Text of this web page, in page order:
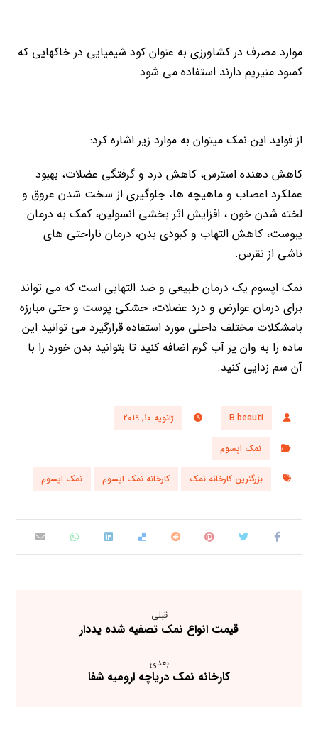
موارد مصرف در کشاورزی به عنوان کود شیمیایی در خاکهایی که
کمبود منیزیم دارند استفاده می شود.
از فواید این نمک میتوان به موارد زیر اشاره کرد:
کاهش دهنده استرس، کاهش درد و گرفتگی عضلات، بهبود
عملکرد اعصاب و ماهیچه ها، جلوگیری از سخت شدن عروق و
لخته شدن خون ، افزایش اثر بخشی انسولین، کمک به درمان
یبوست، کاهش التهاب و کبودی بدن، درمان ناراحتی های
ناشی از نقرس.
نمک اپسوم یک درمان طبیعی و ضد التهابی است که می تواند
برای درمان عوارض و درد عضلات، خشکی پوست و حتی مبارزه
بامشکلات مختلف داخلی مورد استفاده قرارگیرد می توانید این
ماده را به وان پر آب گرم اضافه کنید تا بتوانید بدن خورد را با
آن سم زدایی کنید.
B.beauti ژانویه 10, 2019
نمک اپسوم
بزرگترین کارخانه نمک کارخانه نمک اپسوم نمک اپسوم
قبلی
قیمت انواع نمک تصفیه شده یددار
بعدی
کارخانه نمک دریاچه ارومیه شفا